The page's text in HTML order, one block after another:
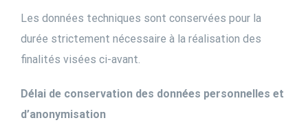
Les données techniques sont conservées pour la
durée strictement nécessaire à la réalisation des
finalités visées ci-avant.
Délai de conservation des données personnelles et
d’anonymisation